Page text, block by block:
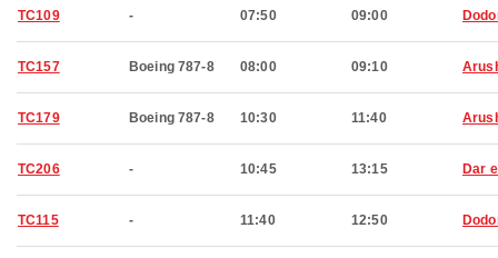
TC109 - 07:50 09:00
TC157 Boeing 787-8 08:00 09:10
TC179 Boeing 787-8 10:30 11:40
TC206 - 10:45 13:15 Dar
TC115 - 11:40 12:50